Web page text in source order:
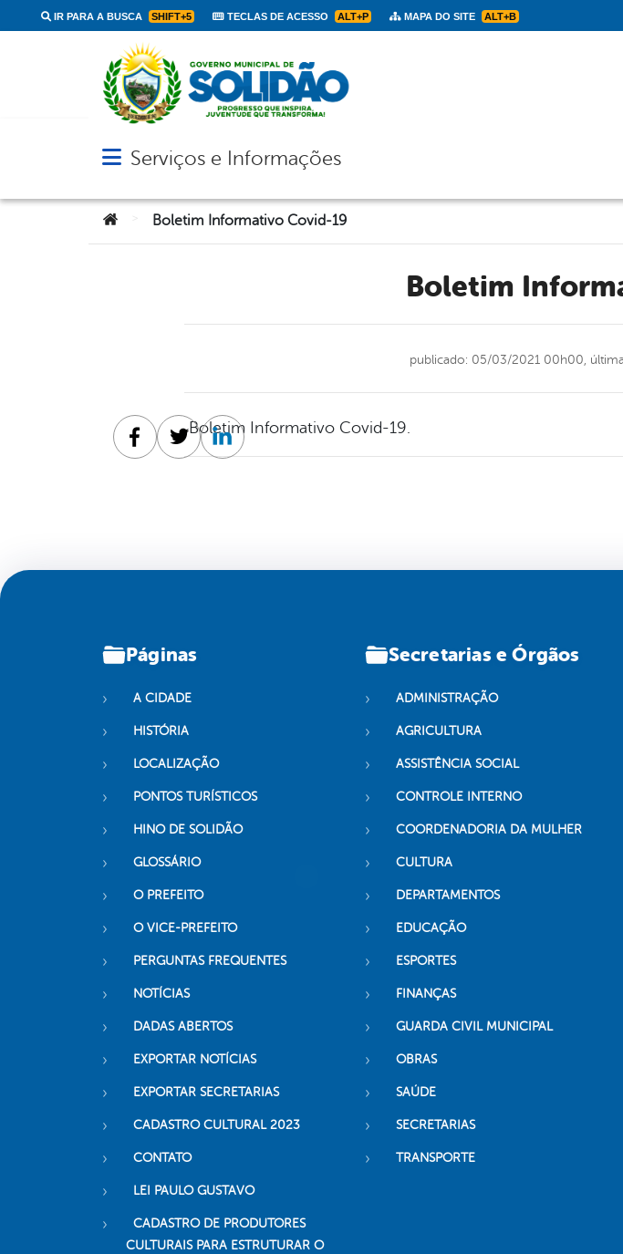
IR PARA A BUSCA SHIFT+5 TECLAS DE ACESSO ALT+P MAPA DO SITE ALT+B
Abrir menu principal de navegação
Serviços e Informações
Você está aqui:Boletim Informativo Covid-19
Boletim
publicado: 05/03/2021 00h00,
Boletim Informativo Covid-19.
Facebook
TwitterLinkedin
Páginas
A CIDADE
HISTÓRIA
LOCALIZAÇÃO
PONTOS TURÍSTICOS
HINO DE SOLIDÃO
GLOSSÁRIO
O PREFEITO
O VICE-PREFEITO
PERGUNTAS FREQUENTES
NOTÍCIAS
DADAS ABERTOS
EXPORTAR NOTÍCIAS
EXPORTAR SECRETARIAS
CADASTRO CULTURAL 2023
CONTATO
LEI PAULO GUSTAVO
CADASTRO DE PRODUTORES
CULTURAIS PARA ESTRUTURAR O
Secretarias e Órgãos
ADMINISTRAÇÃO
AGRICULTURA
ASSISTÊNCIA SOCIAL
CONTROLE INTERNO
COORDENADORIA DA MULHER
CULTURA
DEPARTAMENTOS
EDUCAÇÃO
ESPORTES
FINANÇAS
GUARDA CIVIL MUNICIPAL
OBRAS
SAÚDE
SECRETARIAS
TRANSPORTE